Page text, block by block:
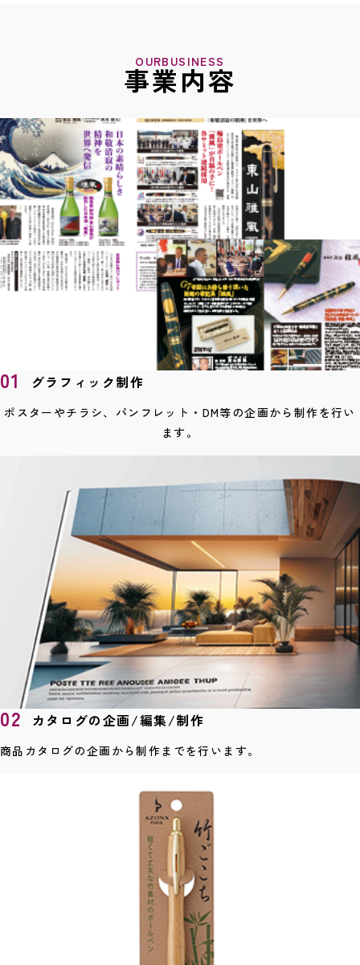
OURBUSINESS
事業内容
01 グラフィック制作
ポスターやチラシ、パンフレット・ DM等の企画から制作を行い
ます。
02 カタログの企画/編集/制作
商品カタログの企画から制作までを行います。